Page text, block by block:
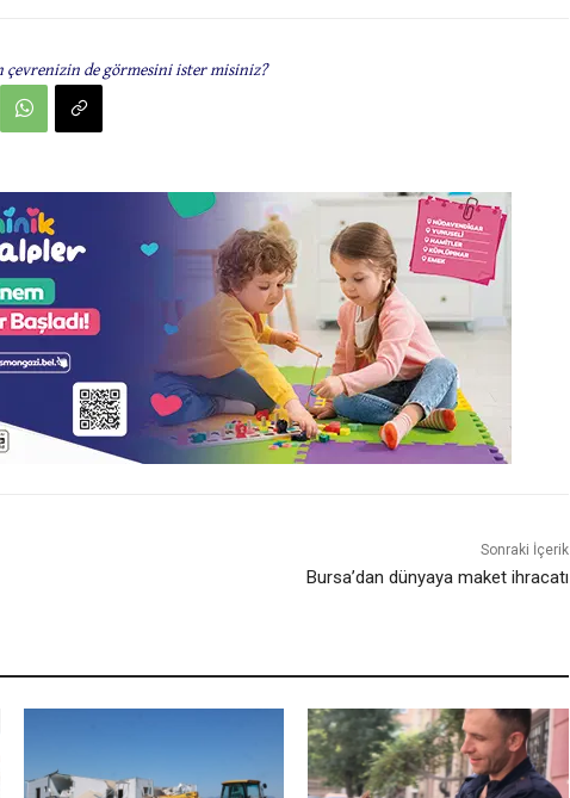
çevrenizin de görmesini ister misiniz?
Sonraki İçerik
Bursa’dan dünyaya maket ihracatı